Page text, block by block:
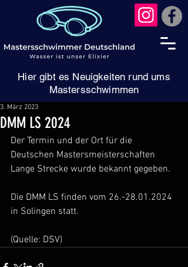
Hier gibt es Neuigkeiten rund ums
Mastersschwimmen
DMM LS 2024
3. März 2023
Der Termin und der Ort für die
Deutschen Mastersmeisterschaften
Lange Strecke wurde bekannt gegeben.
Die DMM LS finden vom 26.-28.01.2024
in Solingen statt.
(Quelle: DSV)